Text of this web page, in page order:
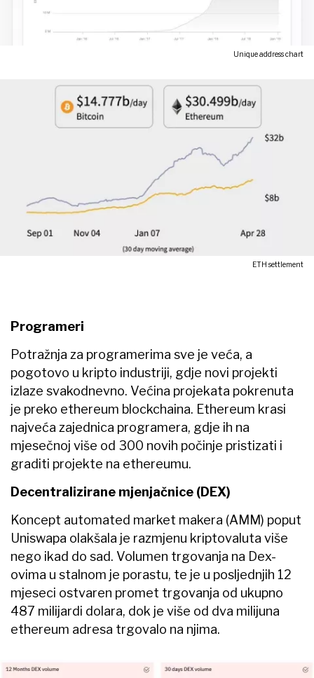
Unique address chart
ETH settlement
Programeri
Potražnja za programerima sve je veća, a
pogotovo u kripto industriji, gdje novi projekti
izlaze svakodnevno. Većina projekata pokrenuta
je preko ethereum blockchaina. Ethereum krasi
najveća zajednica programera, gdje ih na
mjesečnoj više od 300 novih počinje pristizati i
graditi projekte na ethereumu.
Decentralizirane mjenjačnice (DEX)
Koncept automated market makera (AMM) poput
Uniswapa olakšala je razmjenu kriptovaluta više
nego ikad do sad. Volumen trgovanja na Dex-
ovima u stalnom je porastu, te je u posljednjih 12
mjeseci ostvaren promet trgovanja od ukupno
487 milijardi dolara, dok je više od dva milijuna
ethereum adresa trgovalo na njima.